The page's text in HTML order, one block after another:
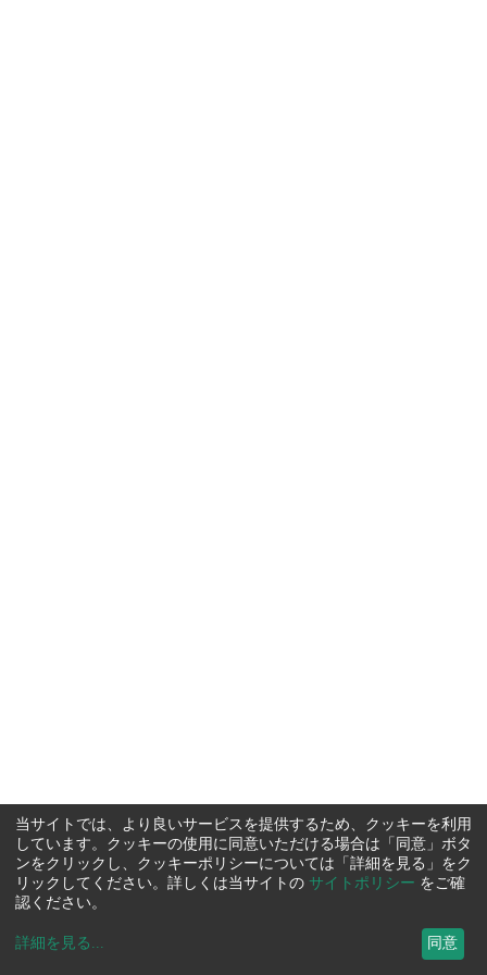
当サイトでは、より良いサービスを提供するため、クッキーを利用
しています。クッキーの使用に同意いただける場合は「同意」ボタ
ンをクリックし、クッキーポリシーについては「詳細を見る」をク
リックしてください。詳しくは当サイトの サイトポリシー をご確
認ください。
詳細を見る ... 同意